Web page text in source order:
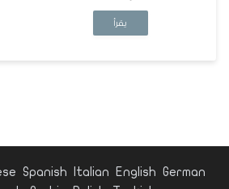
يقرأ
German
English
Italian
Spanish